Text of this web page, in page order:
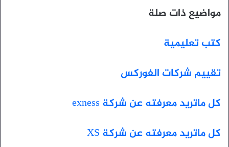
مواضيع ذات صلة
كتب تعليمية
تقييم شركات الفوركس
كل ماتريد معرفته عن شركة exness
كل ماتريد معرفته عن شركة XS